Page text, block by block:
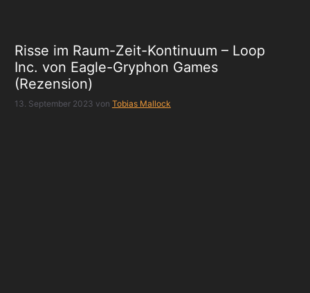
Risse im Raum-Zeit-Kontinuum – Loop
Inc. von Eagle-Gryphon Games
(Rezension)
13. September 2023 von Tobias Mallock